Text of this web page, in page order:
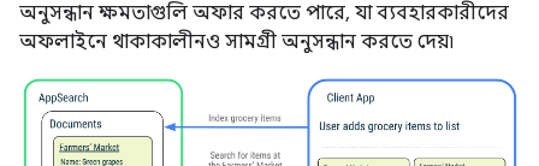
অনুসন্ধান ক্ষমতাগুলি অফার করতে পারে, যা ব্যবহারকারীদের
অফলাইনে থাকাকালীনও সামগ্রী অনুসন্ধান করতে দেয়৷